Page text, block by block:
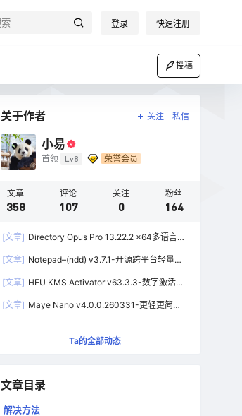
登录 快速注册
投稿
关于作者 关注 私信
小易
首领 Lv8 荣誉会员
文章
358
评论
107
关注
0
粉丝
164
[文章] Directory Opus Pro 13.22.2 x64多语言学
[文章] Notepad–(ndd) v3.7.1-开源跨平台轻量级
[文章] HEU KMS Activator v63.3.3-数字激活、
[文章] Maye Nano v4.0.0.260331-更轻更简洁
Ta的全部动态
文章目录
解决方法